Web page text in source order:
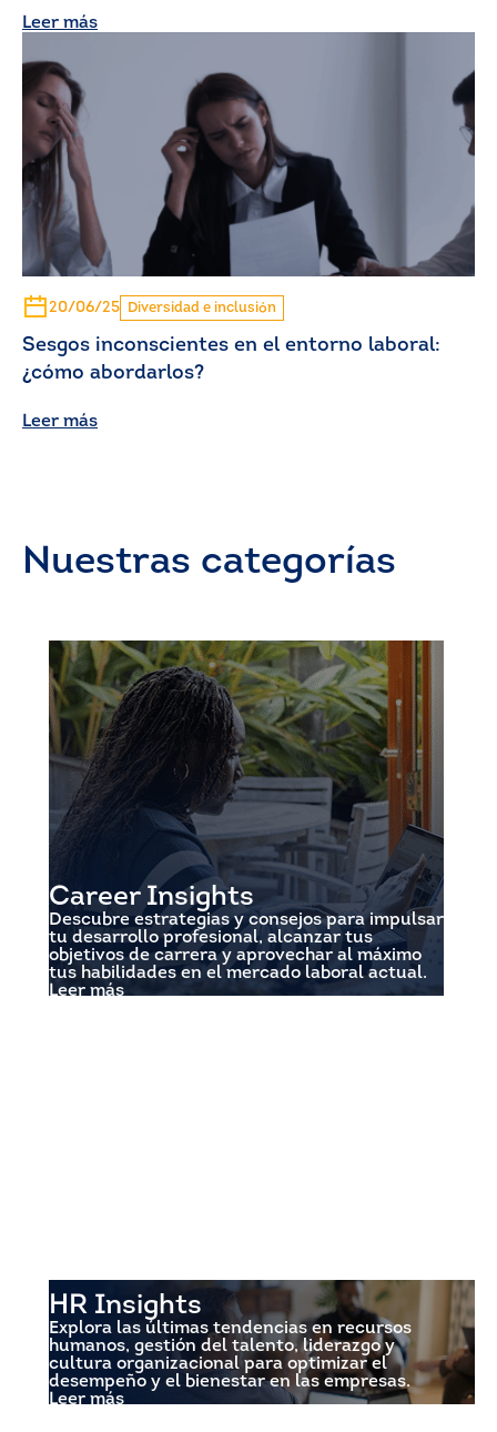
Leer más
20/06/25 Diversidad e inclusión
Sesgos inconscientes en el entorno laboral:
¿cómo abordarlos?
Leer más
Nuestras categorías
Career Insights
Descubre estrategias y consejos para impulsar
tu desarrollo profesional, alcanzar tus
objetivos de carrera y aprovechar al máximo
tus habilidades en el mercado laboral actual.
Leer más
HR Insights
Explora las últimas tendencias en recursos
humanos, gestión del talento, liderazgo y
cultura organizacional para optimizar el
desempeño y el bienestar en las empresas.
Leer más